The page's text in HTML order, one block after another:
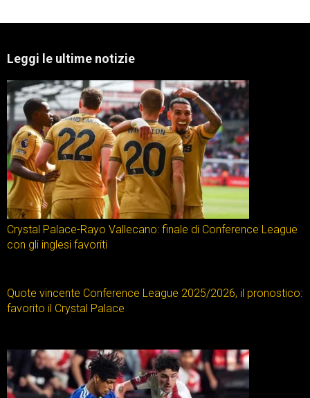
Leggi le ultime notizie
Crystal Palace-Rayo Vallecano: finale di Conference League
con gli inglesi favoriti
Quote vincente Conference League 2025/2026, il pronostico:
favorito il Crystal Palace